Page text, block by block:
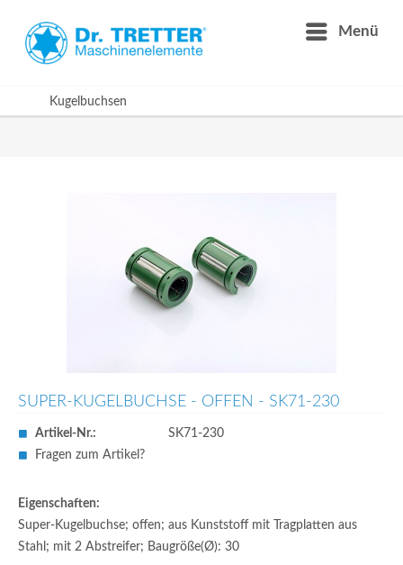
Menü
Kugelbuchsen
SUPER-KUGELBUCHSE - OFFEN - SK71-230
Artikel-Nr.:
SK71-230
Fragen zum Artikel?
Eigenschaften:
Super-Kugelbuchse; offen; aus Kunststoff mit Tragplatten aus
Stahl; mit 2 Abstreifer; Baugröße(Ø): 30